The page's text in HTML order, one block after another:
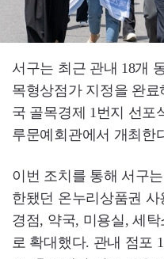
서구는 최근 관내 18개
목형상점가 지정을 완료
국 골목경제 1번지 선포
루문예회관에서 개최한
이번 조치를 통해 서구
한됐던 온누리상품권
경점, 약국, 미용실, 세
로 확대했다. 관내 점포